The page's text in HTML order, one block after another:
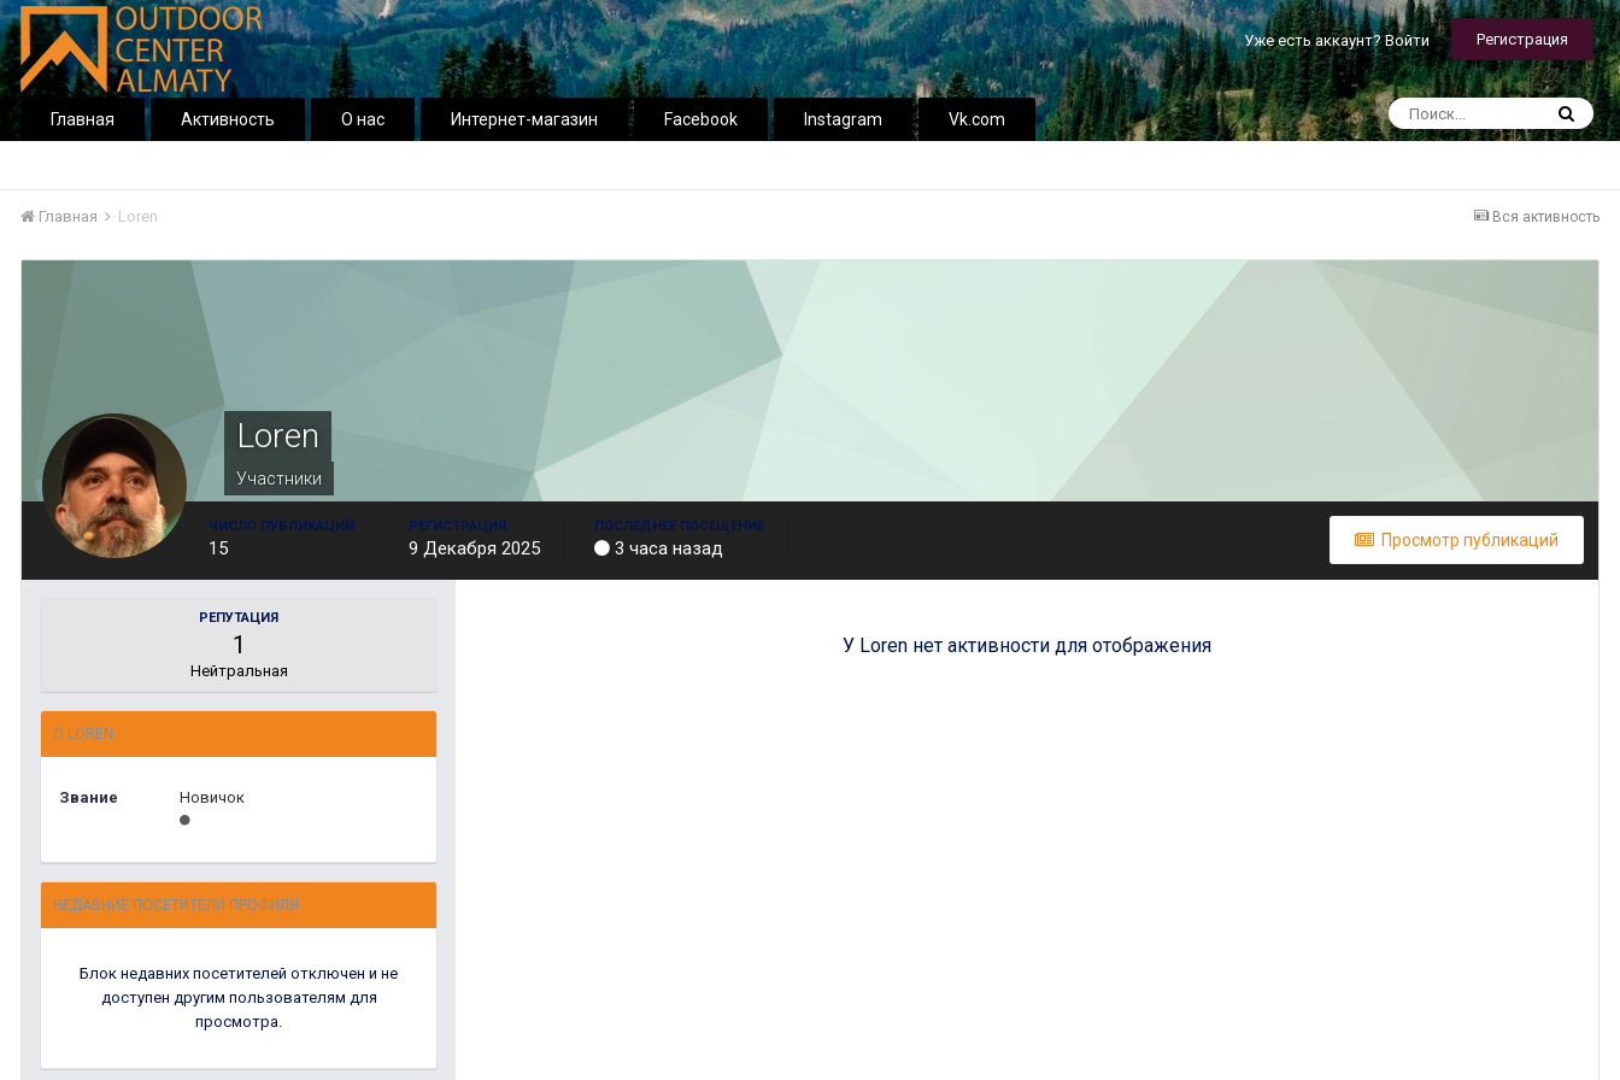
Уже есть аккаунт? Войти Регистрация
Главная Активность О нас Интернет-магазин Facebook Instagram Vk.com
Вся активность
Главная Loren
Loren
Участники
Просмотр публикаций
ЧИСЛО ПУБЛИКАЦИЙ
15
РЕГИСТРАЦИЯ
9 Декабря 2025
ПОСЛЕДНЕЕ ПОСЕЩЕНИЕ
3 часа назад
РЕПУТАЦИЯ
1
Нейтральная
О LOREN
Звание Новичок
НЕДАВНИЕ ПОСЕТИТЕЛИ ПРОФИЛЯ
Блок недавних посетителей отключен и не
доступен другим пользователям для
просмотра.
У Loren нет активности для отображения